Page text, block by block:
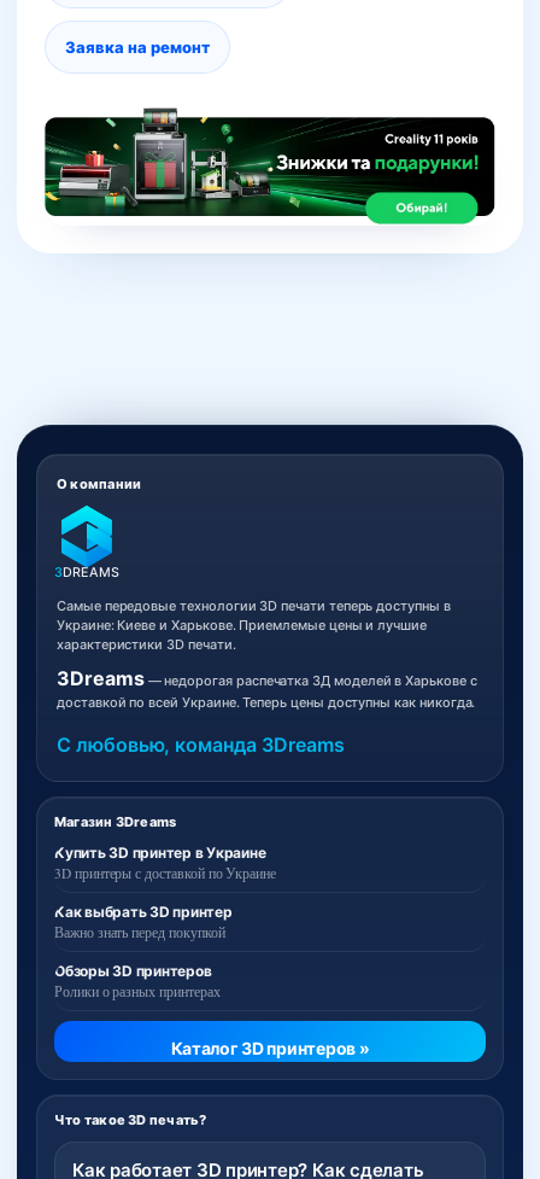
Заявка на ремонт
Магазин 3Dreams
Купить 3D принтер в Украине
3D принтеры с доставкой по Украине
Как выбрать 3D принтер
Важно знать перед покупкой
Обзоры 3D принтеров
Ролики о разных принтерах
Каталог 3D принтеров »
Что такое 3D печать?
Как работает 3D принтер? Как сделать
О компании
3DREAMS
Самые передовые технологии 3D печати теперь доступны в
Украине: Киеве и Харькове. Приемлемые цены и лучшие
характеристики 3D печати.
3Dreams— недорогая распечатка 3Д моделей в Харькове с
доставкой по всей Украине. Теперь цены доступны как никогда.
С любовью, команда 3Dreams